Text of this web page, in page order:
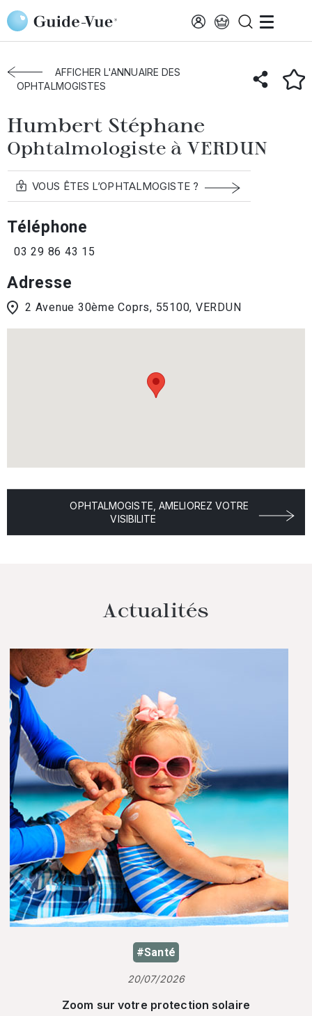
Aller au contenu principal
Accueil Annuaire des ophtalmologistes
Verdun
Humbert Stéphane
AFFICHER L'ANNUAIRE DES
OPHTALMOGISTES
Humbert Stéphane
Ophtalmologiste à VERDUN
VOUS ÊTES L’OPHTALMOGISTE ?
Téléphone
03 29 86 43 15
Adresse
2 Avenue 30ème Coprs, 55100, VERDUN
OPHTALMOGISTE, AMELIOREZ VOTRE
VISIBILITE
Actualités
#Santé
20/07/2026
Zoom sur votre protection solaire